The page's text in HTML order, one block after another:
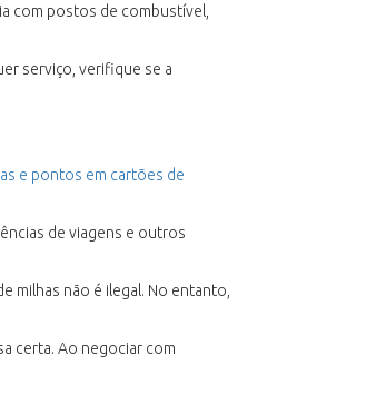
com postos de combustível,
serviço, verifique se a
e pontos em cartões de
de viagens e outros
milhas não é ilegal. No entanto,
certa. Ao negociar com